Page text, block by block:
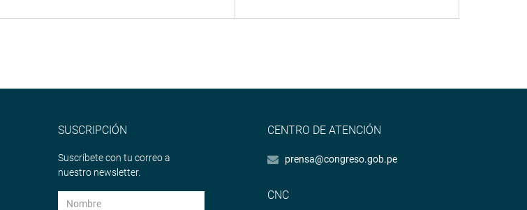
SUSCRIPCIÓN
Suscríbete con tu correo a
nuestro newsletter.
CENTRO DE ATENCIÓN
prensa@congreso.gob.pe
CNC